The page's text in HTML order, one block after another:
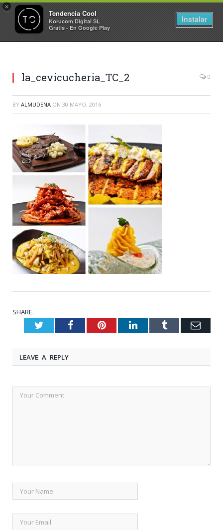
×
Tendencia Cool
Korucom Digital SL
Gratis - En Google Play
Instalar
la_cevicucheria_TC_2 0
BY ALMUDENA ON 30 MAYO, 2016
SHARE.
TwitterFacebookPinterestLinkedInTumblr
LEAVE A REPLY